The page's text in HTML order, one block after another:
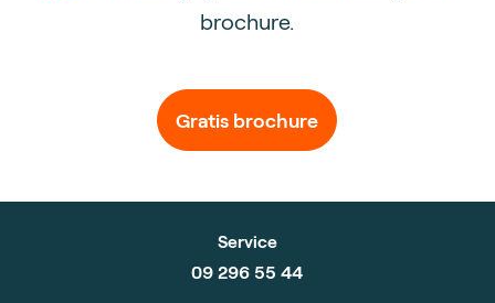
brochure.
Gratis brochure
Service
09 296 55 44